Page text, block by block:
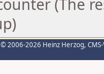
(The
© 2006-2026 Heinz Herzog,